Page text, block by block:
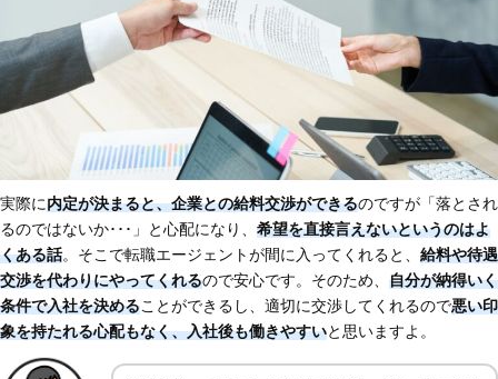
実際に内定が決まると、企業との給料交渉ができるのですが「落とされ
るのではないか･･･」と心配になり、 希望を直接言えないというのはよ
くある話。そこで転職エージェントが間に入ってくれると、 給料や待遇
交渉を代わりにやってくれるので安心です。そのため、 自分が納得いく
条件で入社を決めることができるし、適切に交渉してくれるので悪い印
象を持たれる心配もなく、入社後も働きやすいと思いますよ。